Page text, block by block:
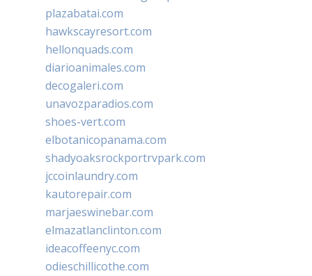
plazabatai.com
hawkscayresort.com
hellonquads.com
diarioanimales.com
decogaleri.com
unavozparadios.com
shoes-vert.com
elbotanicopanama.com
shadyoaksrockportrvpark.com
jccoinlaundry.com
kautorepair.com
marjaeswinebar.com
elmazatlanclinton.com
ideacoffeenyc.com
odieschillicothe.com